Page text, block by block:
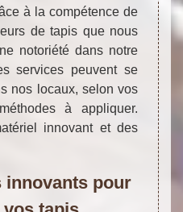
à la compétence de
de tapis que nous
notoriété dans notre
services peuvent se
nos locaux, selon vos
à appliquer.
innovant et des
innovants pour